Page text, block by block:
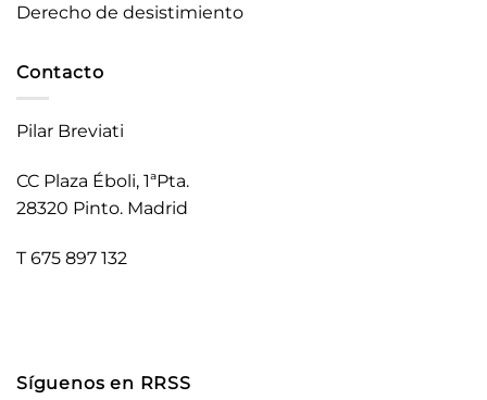
Derecho de desistimiento
Contacto
Pilar Breviati
CC Plaza Éboli, 1ªPta.
28320 Pinto. Madrid
T 675 897 132
Síguenos en RRSS